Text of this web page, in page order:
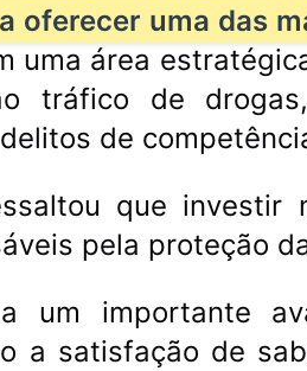
oferecer uma das
uma área
tráfico de
de
que investir
pela proteção
um importante
a satisfação de